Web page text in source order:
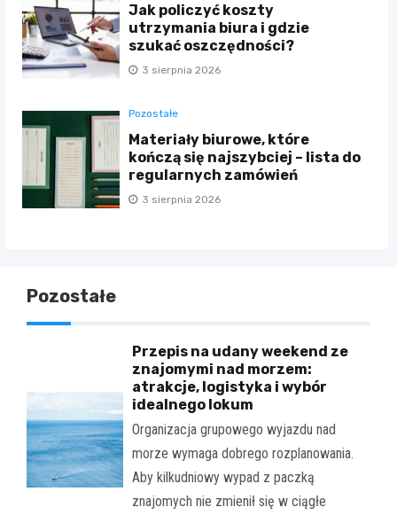
Jak policzyć koszty
utrzymania biura i gdzie
szukać oszczędności?
3 sierpnia 2026
Pozostałe
Materiały biurowe, które
kończą się najszybciej – lista do
regularnych zamówień
3 sierpnia 2026
Pozostałe
Przepis na udany weekend ze
znajomymi nad morzem:
atrakcje, logistyka i wybór
idealnego lokum
Organizacja grupowego wyjazdu nad
morze wymaga dobrego rozplanowania.
Aby kilkudniowy wypad z paczką
znajomych nie zmienił się w ciągłe